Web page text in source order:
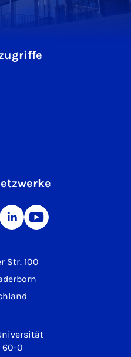
Str. 100
60-0